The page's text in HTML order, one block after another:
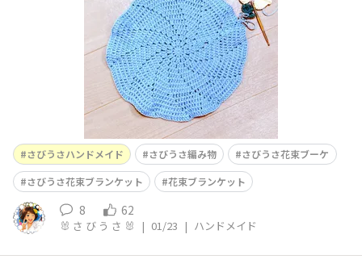
さびうさハンドメイド さびうさ編み物
さびうさ花束ブーケ
さびうさ花束ブランケット
花束ブランケット
8 62
🐰 さ び う さ 🐰 | 01/23 | ハンドメイド